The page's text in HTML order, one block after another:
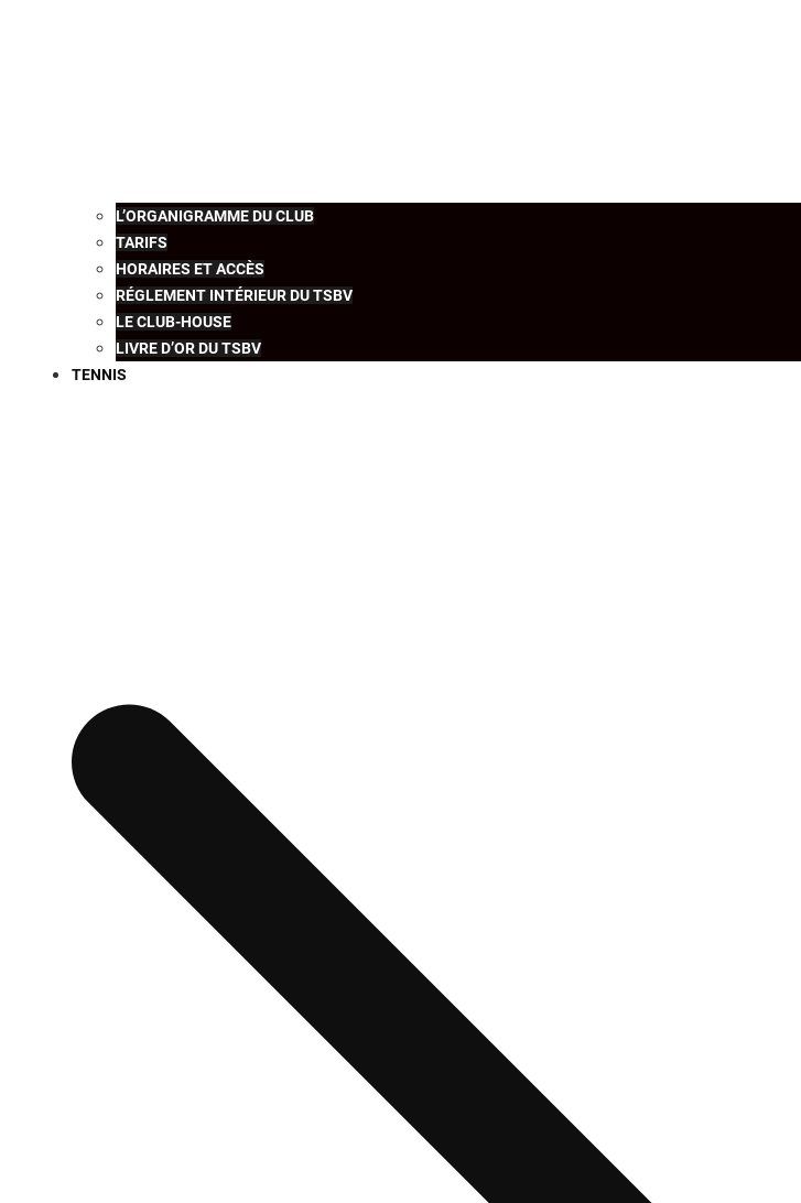
L’ORGANIGRAMME DU CLUB
TARIFS
HORAIRES ET ACCÈS
RÉGLEMENT INTÉRIEUR DU TSBV
LE CLUB-HOUSE
LIVRE D’OR DU TSBV
TENNIS